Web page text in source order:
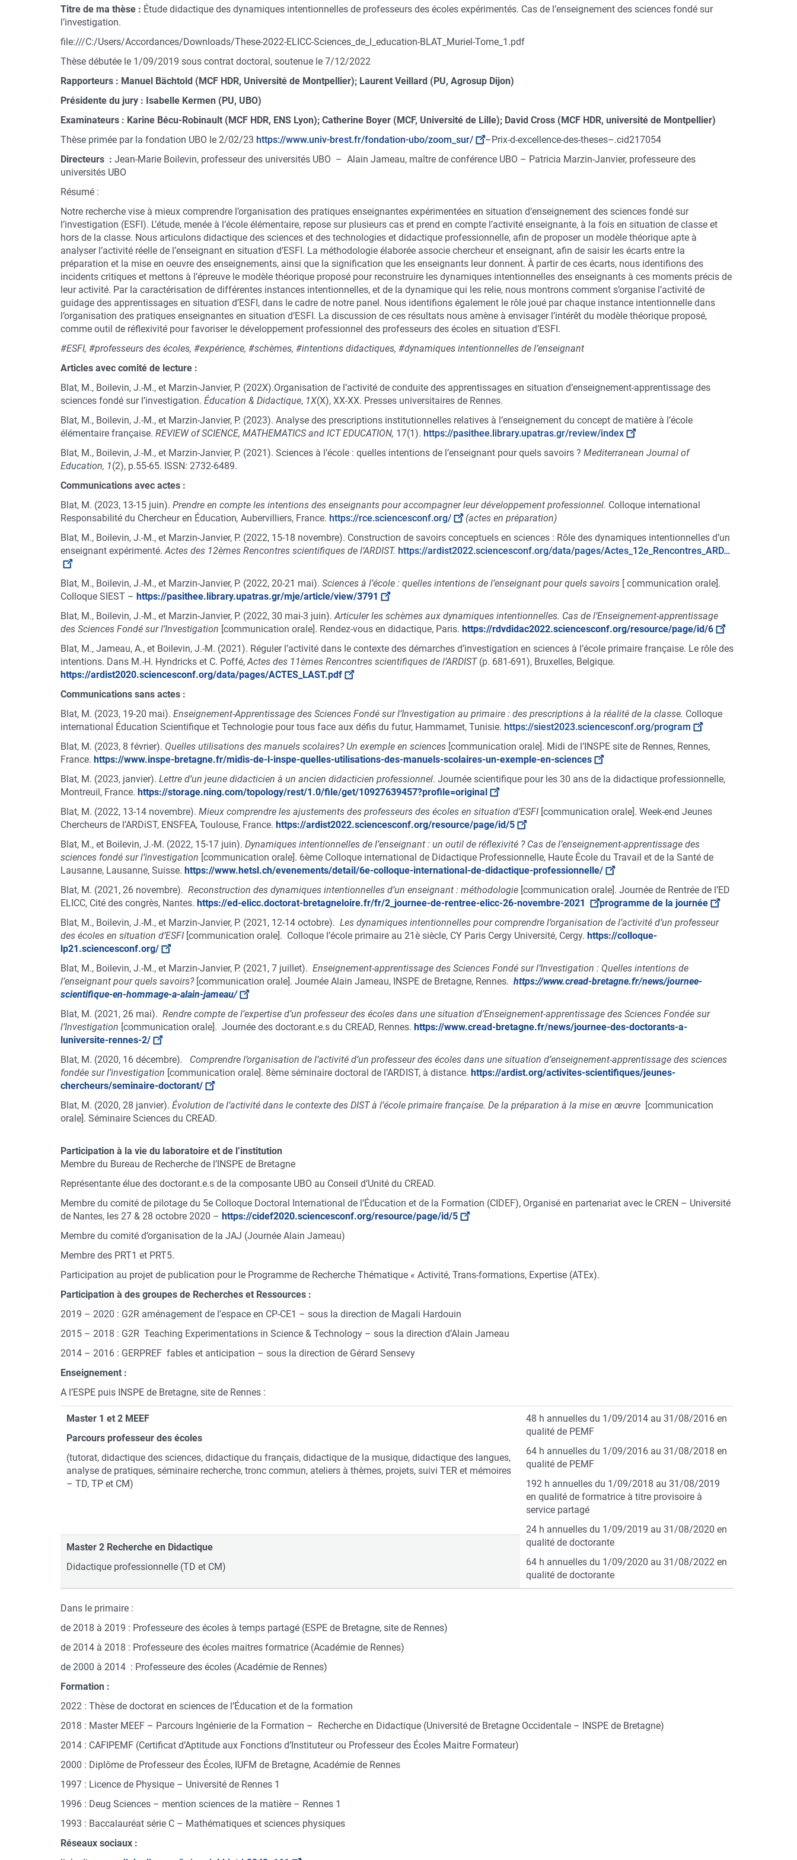
Titre de ma thèse : Étude didactique des dynamiques intentionnelles de professeurs des écoles expérimentés. Cas de l’enseignement des sciences fondé sur
l’investigation.
file:///C:/Users/Accordances/Downloads/These-2022-ELICC-Sciences_de_l_education-BLAT_Muriel-Tome_1.pdf
Thèse débutée le 1/09/2019 sous contrat doctoral, soutenue le 7/12/2022
Rapporteurs : Manuel Bächtold (MCF HDR, Université de Montpellier); Laurent Veillard (PU, Agrosup Dijon)
Présidente du jury : Isabelle Kermen (PU, UBO)
Examinateurs : Karine Bécu-Robinault (MCF HDR, ENS Lyon); Catherine Boyer (MCF, Université de Lille); David Cross (MCF HDR, université de Montpellier)
Thèse primée par la fondation UBO le 2/02/23 https://www.univ-brest.fr/fondation-ubo/zoom_sur/
–Prix-d-excellence-des-theses–.cid217054
Directeurs : Jean-Marie Boilevin, professeur des universités UBO – Alain Jameau, maître de conférence UBO – Patricia Marzin-Janvier, professeure des
universités UBO
Résumé :
Notre recherche vise à mieux comprendre l’organisation des pratiques enseignantes expérimentées en situation d’enseignement des sciences fondé sur
l’investigation (ESFI). L’étude, menée à l’école élémentaire, repose sur plusieurs cas et prend en compte l’activité enseignante, à la fois en situation de classe et
hors de la classe. Nous articulons didactique des sciences et des technologies et didactique professionnelle, afin de proposer un modèle théorique apte à
analyser l’activité réelle de l’enseignant en situation d’ESFI. La méthodologie élaborée associe chercheur et enseignant, afin de saisir les écarts entre la
préparation et la mise en oeuvre des enseignements, ainsi que la signification que les enseignants leur donnent. À partir de ces écarts, nous identifions des
incidents critiques et mettons à l’épreuve le modèle théorique proposé pour reconstruire les dynamiques intentionnelles des enseignants à ces moments précis de
leur activité. Par la caractérisation de différentes instances intentionnelles, et de la dynamique qui les relie, nous montrons comment s’organise l’activité de
guidage des apprentissages en situation d’ESFI, dans le cadre de notre panel. Nous identifions également le rôle joué par chaque instance intentionnelle dans
l’organisation des pratiques enseignantes en situation d’ESFI. La discussion de ces résultats nous amène à envisager l’intérêt du modèle théorique proposé,
comme outil de réflexivité pour favoriser le développement professionnel des professeurs des écoles en situation d’ESFI.
#ESFI, #professeurs des écoles, #expérience, #schèmes, #intentions didactiques, #dynamiques intentionnelles de l’enseignant
Articles avec comité de lecture :
Blat, M., Boilevin, J.-M., et Marzin-Janvier, P. (202X).Organisation de l’activité de conduite des apprentissages en situation d’enseignement-apprentissage des
sciences fondé sur l’investigation. Éducation & Didactique, 1X(X), XX-XX. Presses universitaires de Rennes.
Blat, M., Boilevin, J.-M., et Marzin-Janvier, P. (2023). Analyse des prescriptions institutionnelles relatives à l’enseignement du concept de matière à l’école
élémentaire française. REVIEW of SCIENCE, MATHEMATICS and ICT EDUCATION, 17(1). https://pasithee.library.upatras.gr/review/index
Blat, M., Boilevin, J.-M., et Marzin-Janvier, P. (2021). Sciences à l’école : quelles intentions de l’enseignant pour quels savoirs ? Mediterranean Journal of
Education, 1(2), p.55-65. ISSN: 2732-6489.
Communications avec actes :
Blat, M. (2023, 13-15 juin). Prendre en compte les intentions des enseignants pour accompagner leur développement professionnel. Colloque international
Responsabilité du Chercheur en Éducation, Aubervilliers, France. https://rce.sciencesconf.org/
(actes en préparation)
Blat, M., Boilevin, J.-M., et Marzin-Janvier, P. (2022, 15-18 novembre). Construction de savoirs conceptuels en sciences : Rôle des dynamiques intentionnelles d’un
enseignant expérimenté. Actes des 12èmes Rencontres scientifiques de l’ARDIST. https://ardist2022.sciencesconf.org/data/pages/Actes_12e_Rencontres_ARD…
Blat, M., Boilevin, J.-M., et Marzin-Janvier, P. (2022, 20-21 mai). Sciences à l’école : quelles intentions de l’enseignant pour quels savoirs [ communication orale].
Colloque SIEST – https://pasithee.library.upatras.gr/mje/article/view/3791
Blat, M., Boilevin, J.-M., et Marzin-Janvier, P. (2022, 30 mai-3 juin).Articuler les schèmes aux dynamiques intentionnelles. Cas de l’Enseignement-apprentissage
des Sciences Fondé sur l’Investigation [communication orale]. Rendez-vous en didactique, Paris. https://rdvdidac2022.sciencesconf.org/resource/page/id/6
Blat, M., Jameau, A., et Boilevin, J.-M. (2021). Réguler l’activité dans le contexte des démarches d’investigation en sciences à l’école primaire française. Le rôle des
intentions. Dans M.-H. Hyndricks et C. Poffé,Actes des 11èmes Rencontres scientifiques de l’ARDIST(p. 681-691), Bruxelles, Belgique.
https://ardist2020.sciencesconf.org/data/pages/ACTES_LAST.pdf
Communications sans actes :
Blat, M. (2023, 19-20 mai). Enseignement-Apprentissage des Sciences Fondé sur l’Investigation au primaire : des prescriptions à la réalité de la classe. Colloque
international Éducation Scientifique et Technologie pour tous face aux défis du futur, Hammamet, Tunisie. https://siest2023.sciencesconf.org/program
Blat, M. (2023, 8 février). Quelles utilisations des manuels scolaires? Un exemple en sciences [communication orale]. Midi de l’INSPE site de Rennes, Rennes,
France. https://www.inspe-bretagne.fr/midis-de-l-inspe-quelles-utilisations-des-manuels-scolaires-un-exemple-en-sciences
Blat, M. (2023, janvier). Lettre d’un jeune didacticien à un ancien didacticien professionnel. Journée scientifique pour les 30 ans de la didactique professionnelle,
Montreuil, France. https://storage.ning.com/topology/rest/1.0/file/get/10927639457?profile=original
Blat, M. (2022, 13-14 novembre). Mieux comprendre les ajustements des professeurs des écoles en situation d’ESFI [communication orale]. Week-end Jeunes
Chercheurs de l’ARDiST, ENSFEA, Toulouse, France. https://ardist2022.sciencesconf.org/resource/page/id/5
Blat, M., et Boilevin, J.-M. (2022, 15-17 juin). Dynamiques intentionnelles de l’enseignant : un outil de réflexivité ? Cas de l’enseignement-apprentissage des
sciences fondé sur l’investigation [communication orale]. 6ème Colloque international de Didactique Professionnelle, Haute École du Travail et de la Santé de
Lausanne, Lausanne, Suisse. https://www.hetsl.ch/evenements/detail/6e-colloque-international-de-didactique-professionnelle/
Blat, M. (2021, 26 novembre). Reconstruction des dynamiques intentionnelles d’un enseignant : méthodologie [communication orale]. Journée de Rentrée de l’ED
ELICC, Cité des congrès, Nantes. https://ed-elicc.doctorat-bretagneloire.fr/fr/2_journee-de-rentree-elicc-26-novembre-2021
programme de la journée
Blat, M., Boilevin, J.-M., et Marzin-Janvier, P. (2021, 12-14 octobre). Les dynamiques intentionnelles pour comprendre l’organisation de l’activité d’un professeur
des écoles en situation d’ESFI [communication orale]. Colloque l’école primaire au 21è siècle, CY Paris Cergy Université, Cergy. https://colloque-
lp21.sciencesconf.org/
Blat, M., Boilevin, J.-M., et Marzin-Janvier, P. (2021, 7 juillet). Enseignement-apprentissage des Sciences Fondé sur l’Investigation : Quelles intentions de
l’enseignant pour quels savoirs?[communication orale]. Journée Alain Jameau, INSPE de Bretagne, Rennes. https://www.cread-bretagne.fr/news/journee-
scientifique-en-hommage-a-alain-jameau/
Blat, M. (2021, 26 mai). Rendre compte de l’expertise d’un professeur des écoles dans une situation d’Enseignement-apprentissage des Sciences Fondée sur
l’Investigation [communication orale]. Journée des doctorant.e.s du CREAD, Rennes. https://www.cread-bretagne.fr/news/journee-des-doctorants-a-
luniversite-rennes-2/
Blat, M. (2020, 16 décembre). Comprendre l’organisation de l’activité d’un professeur des écoles dans une situation d’enseignement-apprentissage des sciences
fondée sur l’investigation [communication orale]. 8ème séminaire doctoral de l’ARDIST, à distance. https://ardist.org/activites-scientifiques/jeunes-
chercheurs/seminaire-doctorant/
Blat, M. (2020, 28 janvier). Évolution de l’activité dans le contexte des DIST à l’école primaire française. De la préparation à la mise en œuvre [communication
orale]. Séminaire Sciences du CREAD.
Participation à la vie du laboratoire et de l’institution
Membre du Bureau de Recherche de l’INSPE de Bretagne
Représentante élue des doctorant.e.s de la composante UBO au Conseil d’Unité du CREAD.
Membre du comité de pilotage du 5e Colloque Doctoral International de l’Éducation et de la Formation (CIDEF), Organisé en partenariat avec le CREN – Université
de Nantes, les 27 & 28 octobre 2020 – https://cidef2020.sciencesconf.org/resource/page/id/5
Membre du comité d’organisation de la JAJ (Journée Alain Jameau)
Membre des PRT1 et PRT5.
Participation au projet de publication pour le Programme de Recherche Thématique « Activité, Trans-formations, Expertise (ATEx).
Participation à des groupes de Recherches et Ressources :
2019 – 2020 : G2R aménagement de l’espace en CP-CE1 – sous la direction de Magali Hardouin
2015 – 2018 : G2R Teaching Experimentations in Science & Technology – sous la direction d’Alain Jameau
2014 – 2016 : GERPREF fables et anticipation – sous la direction de Gérard Sensevy
Enseignement :
A l’ESPE puis INSPE de Bretagne, site de Rennes :
Master 1 et 2 MEEF
Parcours professeur des écoles
(tutorat, didactique des sciences, didactique du français, didactique de la musique, didactique des langues,
analyse de pratiques, séminaire recherche, tronc commun, ateliers à thèmes, projets, suivi TER et mémoires
– TD, TP et CM)
48 h annuelles du 1/09/2014 au 31/08/2016 en
qualité de PEMF
64 h annuelles du 1/09/2016 au 31/08/2018 en
qualité de PEMF
192 h annuelles du 1/09/2018 au 31/08/2019
en qualité de formatrice à titre provisoire à
service partagé
24 h annuelles du 1/09/2019 au 31/08/2020 en
qualité de doctorante
64 h annuelles du 1/09/2020 au 31/08/2022 en
qualité de doctorante
Master 2 Recherche en Didactique
Didactique professionnelle (TD et CM)
Dans le primaire :
de 2018 à 2019 : Professeure des écoles à temps partagé (ESPE de Bretagne, site de Rennes)
de 2014 à 2018 : Professeure des écoles maitres formatrice (Académie de Rennes)
de 2000 à 2014 : Professeure des écoles (Académie de Rennes)
Formation :
2022 : Thèse de doctorat en sciences de l’Éducation et de la formation
2018 : Master MEEF – Parcours Ingénierie de la Formation – Recherche en Didactique (Université de Bretagne Occidentale – INSPE de Bretagne)
2014 : CAFIPEMF (Certificat d’Aptitude aux Fonctions d’Instituteur ou Professeur des Écoles Maitre Formateur)
2000 : Diplôme de Professeur des Écoles, IUFM de Bretagne, Académie de Rennes
1997 : Licence de Physique – Université de Rennes 1
1996 : Deug Sciences – mention sciences de la matière – Rennes 1
1993 : Baccalauréat série C – Mathématiques et sciences physiques
Réseaux sociaux :